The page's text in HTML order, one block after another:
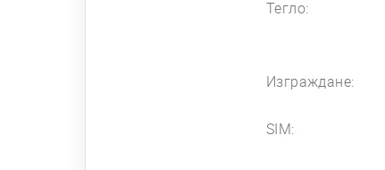
Тегло:
Изграждане:
SIM: